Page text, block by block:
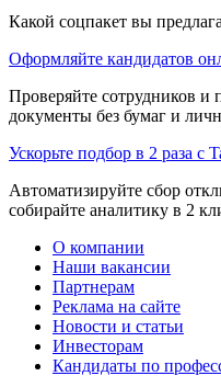
Какой соцпакет вы
Оформляйте кандидатов
Проверяйте сотрудников и
документы без бумаг и
Ускорьте подбор в 2 раза с
Автоматизируйте сбор
собирайте аналитику в 2
О компании
Наши вакансии
Партнерам
Реклама на сайте
Новости и статьи
Инвесторам
Кандидаты по